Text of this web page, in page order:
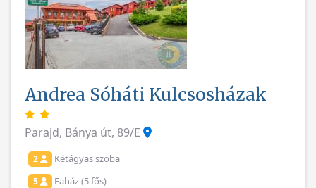
Andrea Sóháti Kulcsosházak
Parajd, Bánya út, 89/E
2 Kétágyas szoba
5 Faház (5 fős)